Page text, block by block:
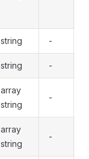
string -
string -
array
string
-
array
string
-